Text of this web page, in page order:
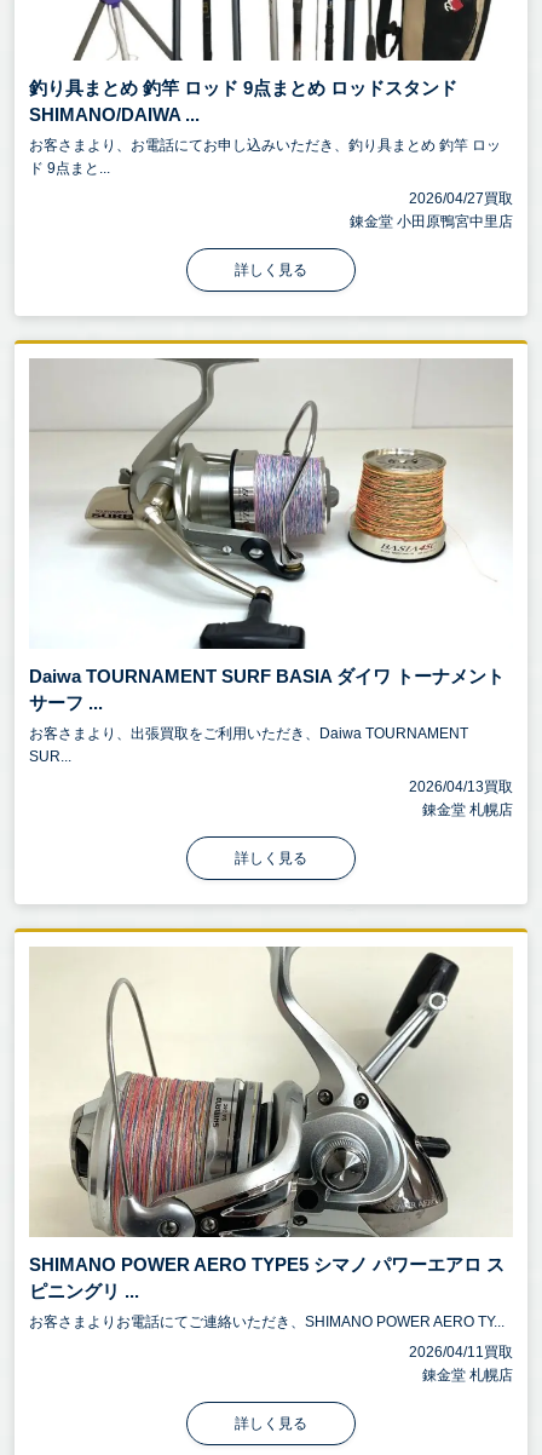
釣り具まとめ 釣竿 ロッド 9点まとめ ロッドスタンド
SHIMANO/DAIWA ...
お客さまより、お電話にてお申し込みいただき、釣り具まとめ 釣竿 ロッ
ド 9点まと...
2026/04/27買取
錬金堂 小田原鴨宮中里店
詳しく見る
Daiwa TOURNAMENT SURF BASIA ダイワ トーナメント
サーフ ...
お客さまより、出張買取をご利用いただき、Daiwa TOURNAMENT
SUR...
2026/04/13買取
錬金堂 札幌店
詳しく見る
SHIMANO POWER AERO TYPE5 シマノ パワーエアロ ス
ピニングリ ...
お客さまよりお電話にてご連絡いただき、SHIMANO POWER AERO TY...
2026/04/11買取
錬金堂 札幌店
詳しく見る